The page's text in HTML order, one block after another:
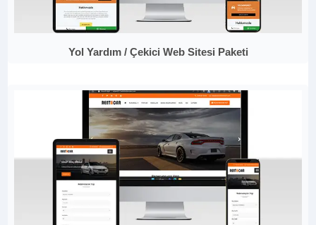
Yol Yardım / Çekici Web Sitesi Paketi